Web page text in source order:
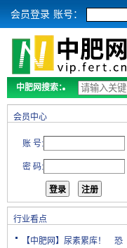
会员登录 账号：
中肥网搜索：
会员中心
账 号:
密 码:
行业看点
【中肥网】尿素累库！ 恐